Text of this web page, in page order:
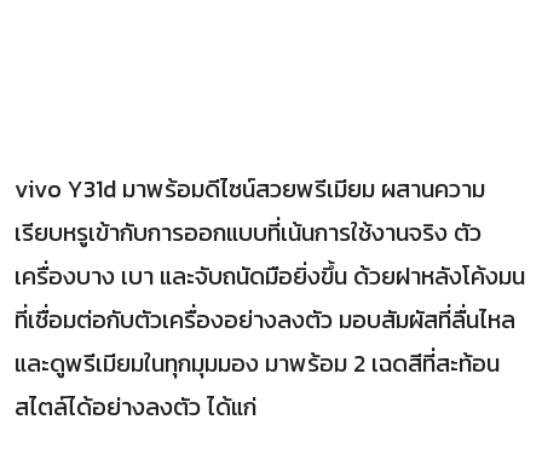
vivo Y31d มาพร้อมดีไซน์สวยพรีเมียม ผสานความ
เรียบหรูเข้ากับการออกแบบที่เน้นการใช้งานจริง ตัว
เครื่องบาง เบา และจับถนัดมือยิ่งขึ้น ด้วยฝาหลังโค้งมน
ที่เชื่อมต่อกับตัวเครื่องอย่างลงตัว มอบสัมผัสที่ลื่นไหล
และดูพรีเมียมในทุกมุมมอง มาพร้อม 2 เฉดสีที่สะท้อน
สไตล์ได้อย่างลงตัว ได้แก่